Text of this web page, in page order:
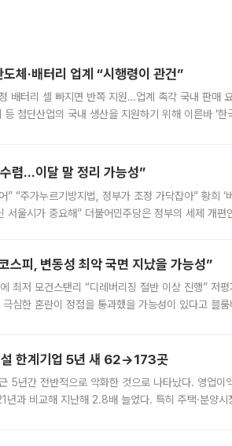
체·배터리 업계 “시행령이 관건”
배터리 셀 빠지면 반쪽 지원…업계 촉각 국내 판매
첨단산업의 국내 생산을 지원하기 위해 이른바 ‘한
렴…이달 말 정리 가능성”
“주가누르기방지법, 정부가 조정 가닥잡아” 황희 ‘
서울시가 중요해” 더불어민주당은 정부의 세제 개편
스피, 변동성 최악 국면 지났을 가능성”
최저 모건스탠리 “디레버리징 절반 이상 진행” 저평
극심한 혼란이 정점을 통과했을 가능성이 있다고 블
한계기업 5년 새 62→173곳
5년간 전반적으로 악화한 것으로 나타났다. 영업이
과 비교해 지난해 2.8배 늘었다. 특히 주택·분양시